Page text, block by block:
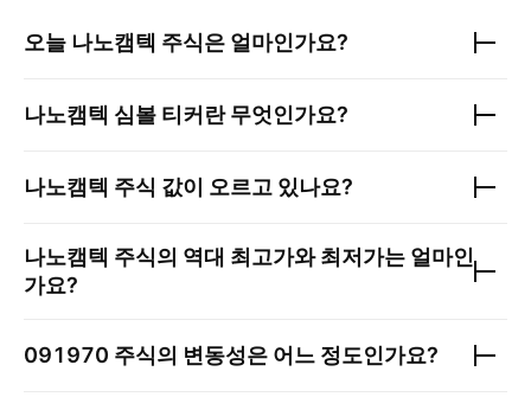
오늘 나노캠텍 주식은 얼마인가요?
나노캠텍 심볼 티커란 무엇인가요?
나노캠텍 주식 값이 오르고 있나요?
나노캠텍 주식의 역대 최고가와 최저가는 얼마인
가요?
091970 주식의 변동성은 어느 정도인가요?